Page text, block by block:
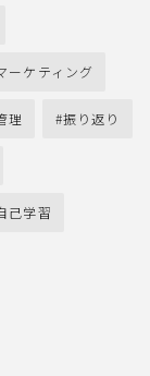
ーケティング
理 振り返り
己学習